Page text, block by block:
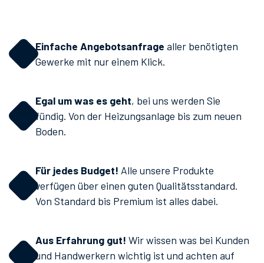
Einfache Angebotsanfrage aller benötigten
Gewerke mit nur einem Klick.
Egal um was es geht, bei uns werden Sie
fündig. Von der Heizungsanlage bis zum neuen
Boden.
Für jedes Budget! Alle unsere Produkte
verfügen über einen guten Qualitätsstandard.
Von Standard bis Premium ist alles dabei.
Aus Erfahrung gut! Wir wissen was bei Kunden
und Handwerkern wichtig ist und achten auf